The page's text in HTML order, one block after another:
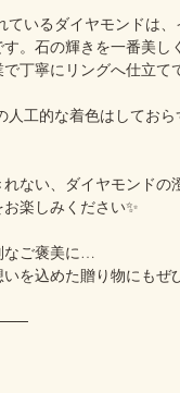
いるダイヤモンドは
。石の輝きを一番美
丁寧にリングへ仕立て
工的な着色はしてお
ない、ダイヤモンドの
楽しみください✨
なご褒美に…
いを込めた贈り物にも